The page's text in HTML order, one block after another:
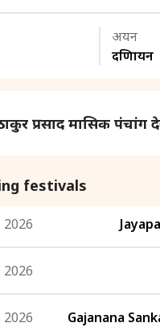
अयन
दक्षिणायन
प्रसाद मासिक पंचांग
festivals
2026
2026
2026 Gajanana